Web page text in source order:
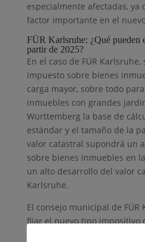
especialmente afectadas,
factor importante en el
FÜR Karlsruhe: ¿Qué pueden
partir de 2025?
En el caso de FÜR
impuesto sobre bienes
carga mayor, sobre todo
inmuebles con grandes
Württemberg la base de
estándar y el tamaño de la
valor catastral supondrá un
sobre bienes inmuebles en
un alto desarrollo del valor
Karlsruhe.
El consejo municipal de
fijar el nuevo tipo impositivo